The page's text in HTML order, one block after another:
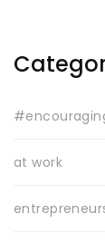
at work